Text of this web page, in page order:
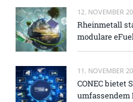
12. NOVEMBER
Rheinmetall
modulare
11. NOVEMBER
CONEC bietet
umfassendem